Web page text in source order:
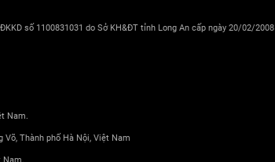
số 1100831031 do Sở KH&ĐT tỉnh Long An cấp ngày 20/02/2008
Nam.
Võ, Thành phố Hà Nội, Việt Nam